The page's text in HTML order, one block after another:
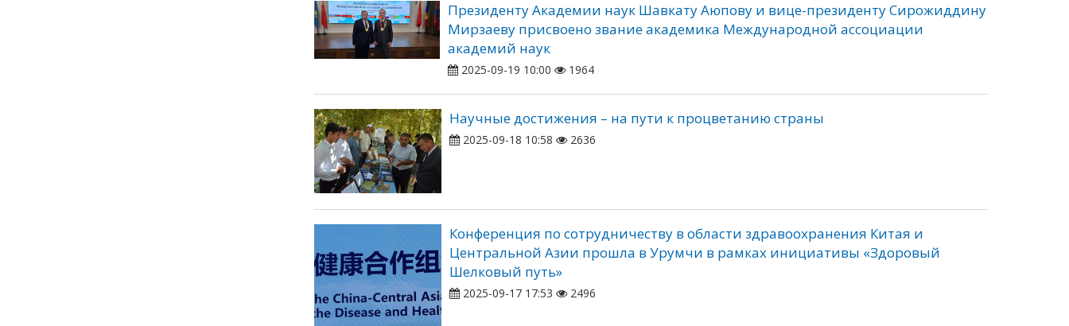
Президенту Академии наук Шавкату Аюпову и вице-президенту Сирожиддину
Мирзаеву присвоено звание академика Международной ассоциации
академий наук
2025-09-19 10:00 1964
Научные достижения – на пути к процветанию страны
2025-09-18 10:58 2636
Конференция по сотрудничеству в области здравоохранения Китая и
Центральной Азии прошла в Урумчи в рамках инициативы «Здоровый
Шелковый путь»
2025-09-17 17:53 2496